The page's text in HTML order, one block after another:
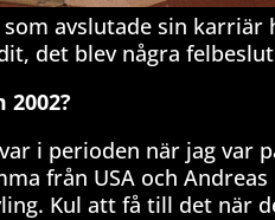
avslutade sin
det blev några felbeslut
i perioden när jag var
från USA och
Kul att få till det när